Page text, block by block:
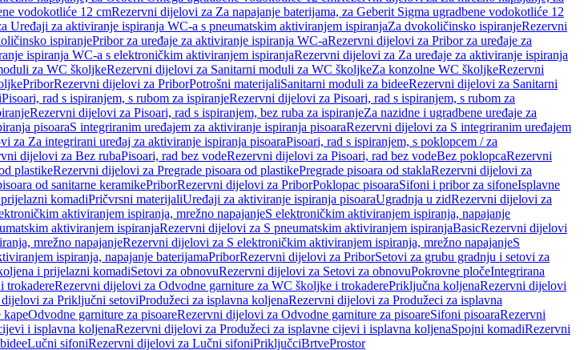
vodokotliće 12 cmRezervni dijelovi za Za napajanje baterijama, za Geberit Sigma ugradbene vodokotliće 12
Uređaji za aktiviranje ispiranja WC-a s pneumatskim aktiviranjem ispiranjaZa dvokoličinsko ispiranjeRezervni
ispiranjePribor za uređaje za aktiviranje ispiranja WC-aRezervni dijelovi za Pribor za uređaje za
ispiranja WC-a s elektroničkim aktiviranjem ispiranjaRezervni dijelovi za Za uređaje za aktiviranje ispiranja
za WC školjkeRezervni dijelovi za Sanitarni moduli za WC školjkeZa konzolne WC školjkeRezervni
PriborRezervni dijelovi za PriborPotrošni materijaliSanitarni moduli za bideeRezervni dijelovi za Sanitarni
Pisoari, rad s ispiranjem, s rubom za ispiranjeRezervni dijelovi za Pisoari, rad s ispiranjem, s rubom za
Rezervni dijelovi za Pisoari, rad s ispiranjem, bez ruba za ispiranjeZa nazidne i ugradbene uređaje za
pisoaraS integriranim uređajem za aktiviranje ispiranja pisoaraRezervni dijelovi za S integriranim uređajem
za Za integrirani uređaj za aktiviranje ispiranja pisoaraPisoari, rad s ispiranjem, s poklopcem / za
dijelovi za Bez rubaPisoari, rad bez vodeRezervni dijelovi za Pisoari, rad bez vodeBez poklopcaRezervni
plastikeRezervni dijelovi za Pregrade pisoara od plastikePregrade pisoara od staklaRezervni dijelovi za
od sanitarne keramikePriborRezervni dijelovi za PriborPoklopac pisoaraSifoni i pribor za sifoneIsplavne
komadiPričvrsni materijaliUređaji za aktiviranje ispiranja pisoaraUgradnja u zidRezervni dijelovi za
aktiviranjem ispiranja, mrežno napajanjeS elektroničkim aktiviranjem ispiranja, napajanje
aktiviranjem ispiranjaRezervni dijelovi za S pneumatskim aktiviranjem ispiranjaBasicRezervni dijelovi
mrežno napajanjeRezervni dijelovi za S elektroničkim aktiviranjem ispiranja, mrežno napajanjeS
ispiranja, napajanje baterijamaPriborRezervni dijelovi za PriborSetovi za grubu gradnju i setovi za
i prijelazni komadiSetovi za obnovuRezervni dijelovi za Setovi za obnovuPokrovne pločeIntegrirana
trokadereRezervni dijelovi za Odvodne garniture za WC školjke i trokaderePriključna koljenaRezervni dijelovi
za Priključni setoviProdužeci za isplavna koljenaRezervni dijelovi za Produžeci za isplavna
kapeOdvodne garniture za pisoareRezervni dijelovi za Odvodne garniture za pisoareSifoni pisoaraRezervni
i isplavna koljenaRezervni dijelovi za Produžeci za isplavne cijevi i isplavna koljenaSpojni komadiRezervni
Lučni sifoniRezervni dijelovi za Lučni sifoniPriključciBrtveProstor